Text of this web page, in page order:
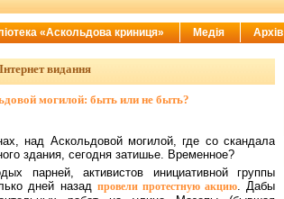
Інтернет видання
могилой: быть или не быть?
над Аскольдовой могилой, где со скандала
здания, сегодня затишье. Временное?
парней, активистов инициативной группы
дней назад провели протестную акцию. Дабы
«Аскольдова криниця» Медія Архів